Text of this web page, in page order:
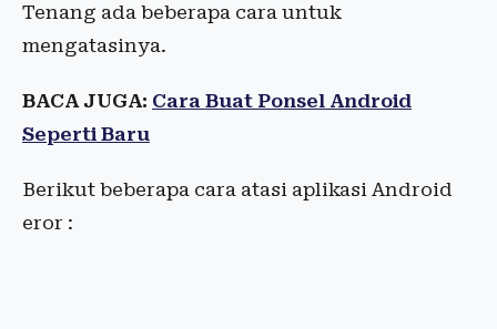
Tenang ada beberapa cara untuk
mengatasinya.
BACA JUGA: Cara Buat Ponsel Android
Seperti Baru
Berikut beberapa cara atasi aplikasi Android
eror :